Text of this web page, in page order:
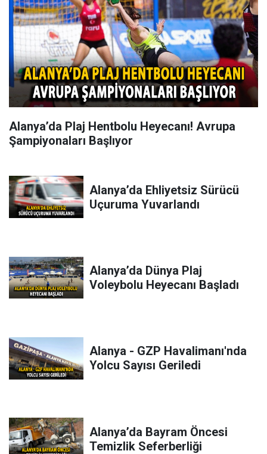
Alanya’da Plaj Hentbolu Heyecanı! Avrupa
Şampiyonaları Başlıyor
Alanya’da Ehliyetsiz Sürücü
Uçuruma Yuvarlandı
Alanya’da Dünya Plaj
Voleybolu Heyecanı Başladı
Alanya - GZP Havalimanı'nda
Yolcu Sayısı Geriledi
Alanya’da Bayram Öncesi
Temizlik Seferberliği